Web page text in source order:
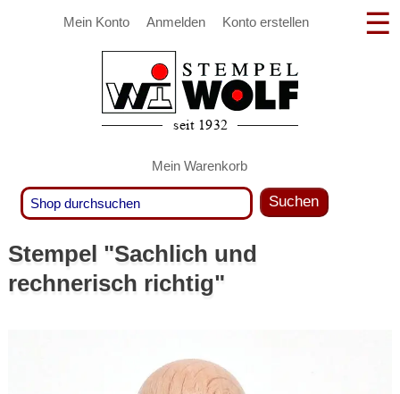
Mein Konto Anmelden Konto erstellen
Mein Warenkorb
Suchen
Stempel "Sachlich und
rechnerisch richtig"